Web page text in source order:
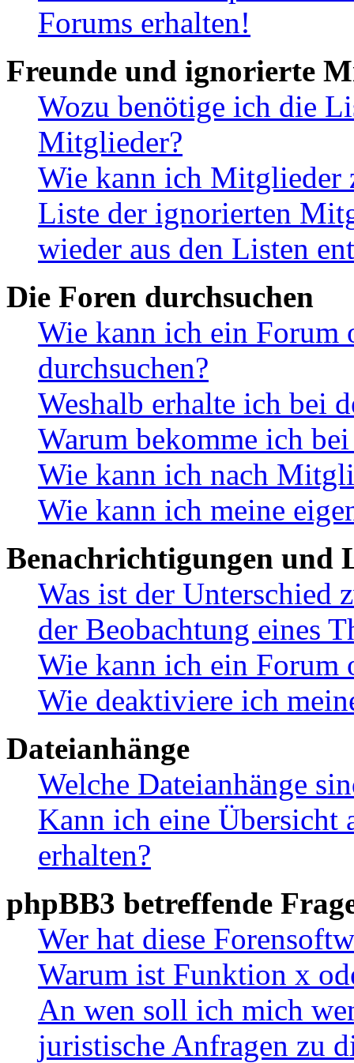
Forums erhalten!
Freunde und ignorierte
Wozu benötige ich die
Mitglieder?
Wie kann ich Mitglieder
Liste der ignorierten
wieder aus den Listen
Die Foren durchsuchen
Wie kann ich ein Forum
durchsuchen?
Weshalb erhalte ich bei
Warum bekomme ich
Wie kann ich nach
Wie kann ich meine
Benachrichtigungen und
Was ist der Unterschied
der Beobachtung eines
Wie kann ich ein Forum
Wie deaktiviere ich
Dateianhänge
Welche Dateianhänge
Kann ich eine Übersicht
erhalten?
phpBB3 betreffende
Wer hat diese
Warum ist Funktion x
An wen soll ich mich
juristische Anfragen zu